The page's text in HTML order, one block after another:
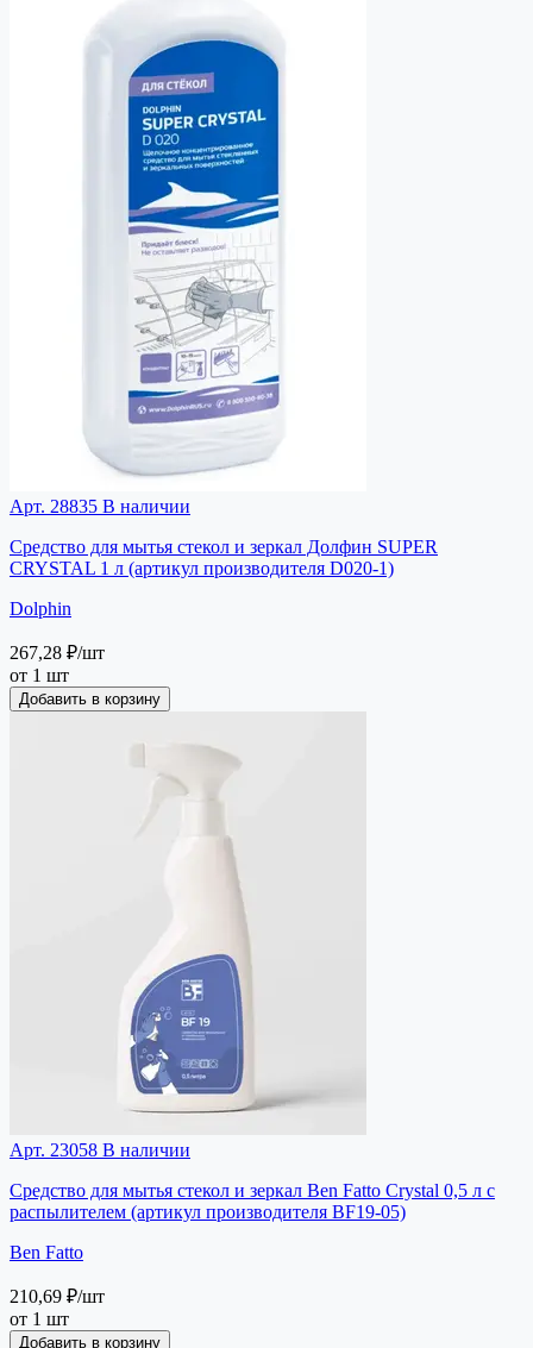
Арт. 28835 В наличии
Средство для мытья стекол и зеркал Долфин SUPER
CRYSTAL 1 л (артикул производителя D020-1)
Dolphin
267,28 ₽/шт
от 1 шт
Добавить в корзину
Арт. 23058 В наличии
Средство для мытья стекол и зеркал Ben Fatto Crystal 0,5 л с
распылителем (артикул производителя BF19-05)
Ben Fatto
210,69 ₽/шт
от 1 шт
Добавить в корзину